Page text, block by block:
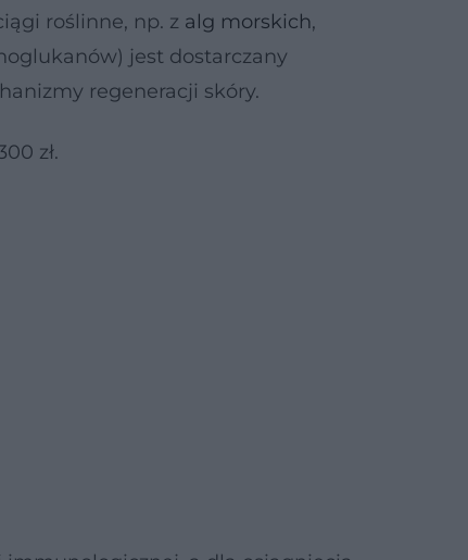
roślinne, np. z alg morskich,
jest dostarczany
regeneracji skóry.
zł.